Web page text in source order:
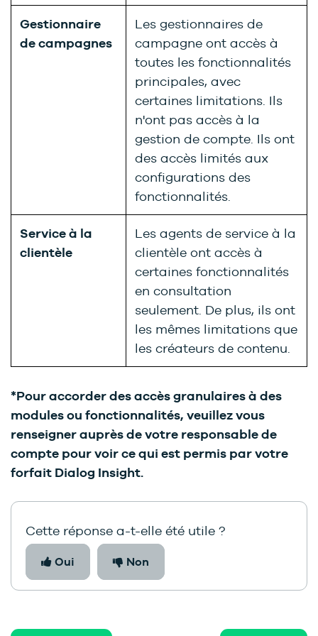
Gestionnaire
de campagnes
Les gestionnaires de
campagne ont accès à
toutes les fonctionnalités
principales, avec
certaines limitations. Ils
n'ont pas accès à la
gestion de compte. Ils ont
des accès limités aux
configurations des
fonctionnalités.
Service à la
clientèle
Les agents de service à la
clientèle ont accès à
certaines fonctionnalités
en consultation
seulement. De plus, ils ont
les mêmes limitations que
les créateurs de contenu.
*Pour accorder des accès granulaires à des
modules ou fonctionnalités, veuillez vous
renseigner auprès de votre responsable de
compte pour voir ce qui est permis par votre
forfait Dialog Insight.
Cette réponse a-t-elle été utile ?
Oui Non